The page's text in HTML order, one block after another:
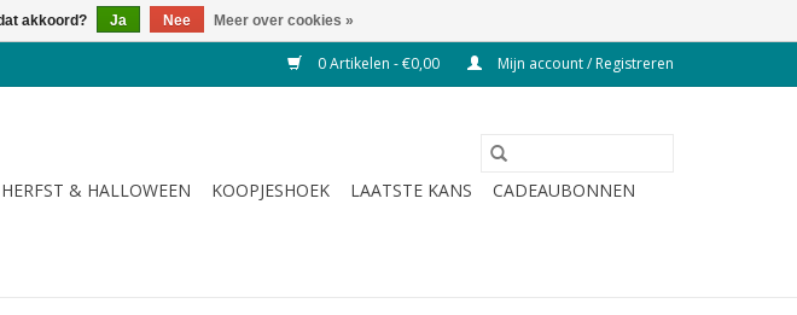
0 Artikelen - €0,00 Mijn account / Registreren
HERFST & HALLOWEEN KOOPJESHOEK LAATSTE KANS
CADEAUBONNEN
akkoord? Ja Nee Meer over cookies »